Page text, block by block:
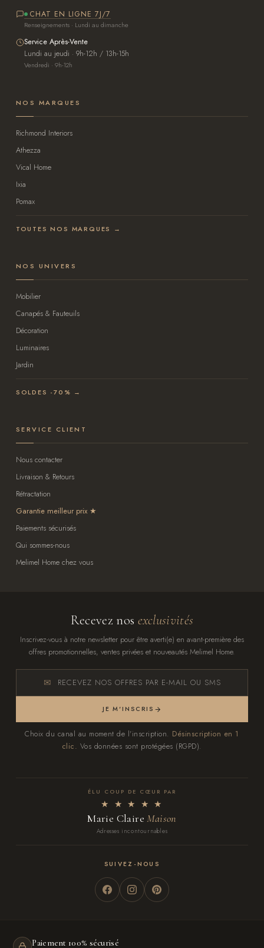
CHAT EN LIGNE 7J/7
Renseignements · Lundi au dimanche
Service Après-Vente
Lundi au jeudi · 9h-12h / 13h-15h
Vendredi · 9h-12h
NOS MARQUES
Richmond Interiors
Athezza
Vical Home
Ixia
Pomax
TOUTES NOS MARQUES →
NOS UNIVERS
Mobilier
Canapés & Fauteuils
Décoration
Luminaires
Jardin
SOLDES -70% →
SERVICE CLIENT
Nous contacter
Livraison & Retours
Rétractation
Garantie meilleur prix
Paiements sécurisés
Qui sommes-nous
Melimel Home chez vous
Recevez nos exclusivités
Inscrivez-vous à notre newsletter pour être averti(e) en avant-première des
offres promotionnelles, ventes privées et nouveautés Melimel Home.
RECEVEZ NOS OFFRES PAR E-MAIL OU SMS
JE M'INSCRIS
Choix du canal au moment de l'inscription. Désinscription en 1
clic. Vos données sont protégées (RGPD).
ÉLU COUP DE CŒUR PAR
★ ★ ★ ★ ★
Marie ClaireMaison
Adresses incontournables
SUIVEZ-NOUS
Paiement 100% sécurisé